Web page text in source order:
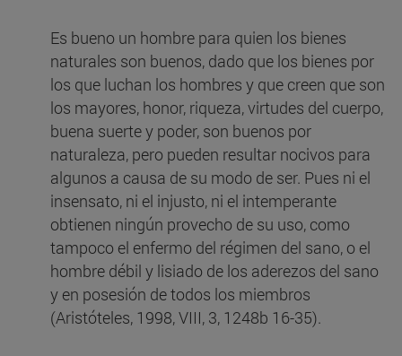
Es bueno un hombre para quien los bienes
naturales son buenos, dado que los bienes por
los que luchan los hombres y que creen que son
los mayores, honor, riqueza, virtudes del cuerpo,
buena suerte y poder, son buenos por
naturaleza, pero pueden resultar nocivos para
algunos a causa de su modo de ser. Pues ni el
insensato, ni el injusto, ni el intemperante
obtienen ningún provecho de su uso, como
tampoco el enfermo del régimen del sano, o el
hombre débil y lisiado de los aderezos del sano
y en posesión de todos los miembros
(Aristóteles, 1998, VIII, 3, 1248b 16-35).